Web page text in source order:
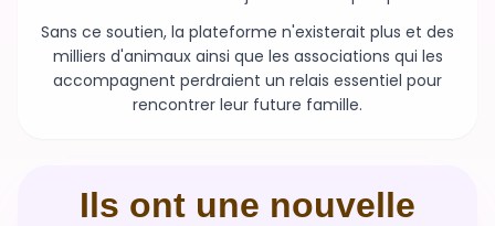
Sans ce soutien, la plateforme n'existerait plus et des
milliers d'animaux ainsi que les associations qui les
accompagnent perdraient un relais essentiel pour
rencontrer leur future famille.
Ils ont une nouvelle